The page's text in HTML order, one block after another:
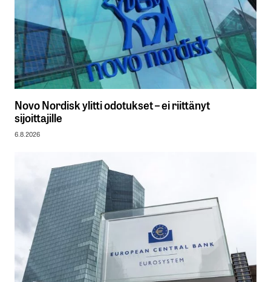
Novo Nordisk ylitti odotukset – ei riittänyt
sijoittajille
6.8.2026